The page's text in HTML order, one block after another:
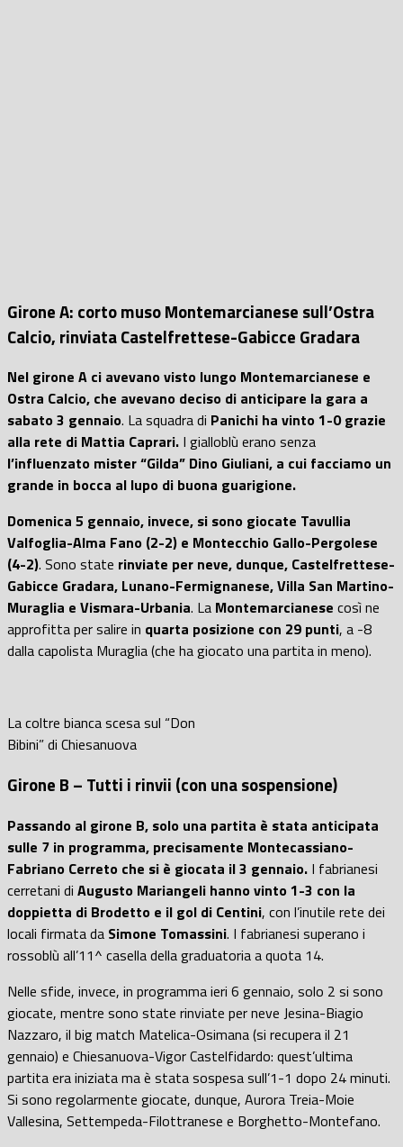
Girone A: corto muso Montemarcianese sull’Ostra
Calcio, rinviata Castelfrettese-Gabicce Gradara
Nel girone A ci avevano visto lungo Montemarcianese e
Ostra Calcio, che avevano deciso di anticipare la gara a
sabato 3 gennaio. La squadra di Panichi ha vinto 1-0 grazie
alla rete di Mattia Caprari. I gialloblù erano senza
l’influenzato mister “Gilda” Dino Giuliani, a cui facciamo un
grande in bocca al lupo di buona guarigione.
Domenica 5 gennaio, invece, si sono giocate Tavullia
Valfoglia-Alma Fano (2-2) e Montecchio Gallo-Pergolese
(4-2). Sono state rinviate per neve, dunque, Castelfrettese-
Gabicce Gradara, Lunano-Fermignanese, Villa San Martino-
Muraglia e Vismara-Urbania. La Montemarcianese così ne
approfitta per salire in quarta posizione con 29 punti, a -8
dalla capolista Muraglia (che ha giocato una partita in meno).
La coltre bianca scesa sul “Don
Bibini” di Chiesanuova
Girone B – Tutti i rinvii (con una sospensione)
Passando al girone B, solo una partita è stata anticipata
sulle 7 in programma, precisamente Montecassiano-
Fabriano Cerreto che si è giocata il 3 gennaio. I fabrianesi
cerretani di Augusto Mariangeli hanno vinto 1-3 con la
doppietta di Brodetto e il gol di Centini, con l’inutile rete dei
locali firmata da Simone Tomassini. I fabrianesi superano i
rossoblù all’11^ casella della graduatoria a quota 14.
Nelle sfide, invece, in programma ieri 6 gennaio, solo 2 si sono
giocate, mentre sono state rinviate per neve Jesina-Biagio
Nazzaro, il big match Matelica-Osimana(si recupera il 21
gennaio) e Chiesanuova-Vigor Castelfidardo: quest’ultima
partita era iniziata ma è statasospesa sull’1-1 dopo 24 minuti.
Si sono regolarmente giocate, dunque, Aurora Treia-Moie
Vallesina, Settempeda-Filottranese e Borghetto-Montefano.